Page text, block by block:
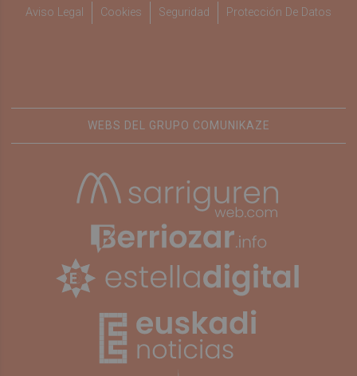
Aviso Legal
Cookies Seguridad Protección De Datos
WEBS DEL GRUPO COMUNIKAZE